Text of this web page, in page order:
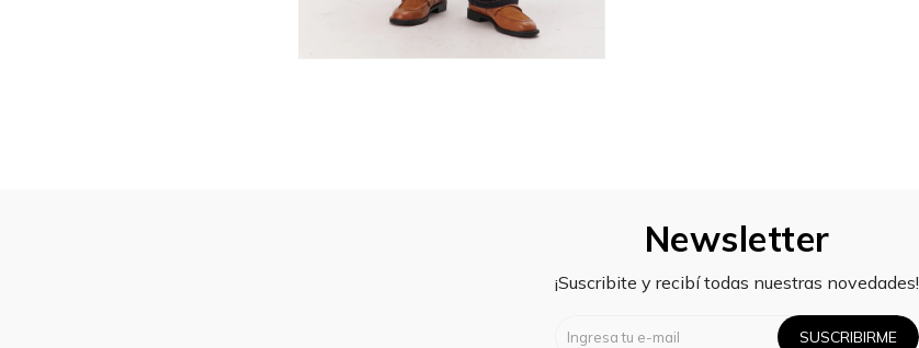
Newsletter
¡Suscribite y recibí todas nuestras novedades!
SUSCRIBIRME